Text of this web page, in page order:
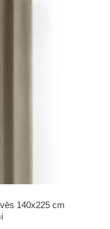
140x225 cm